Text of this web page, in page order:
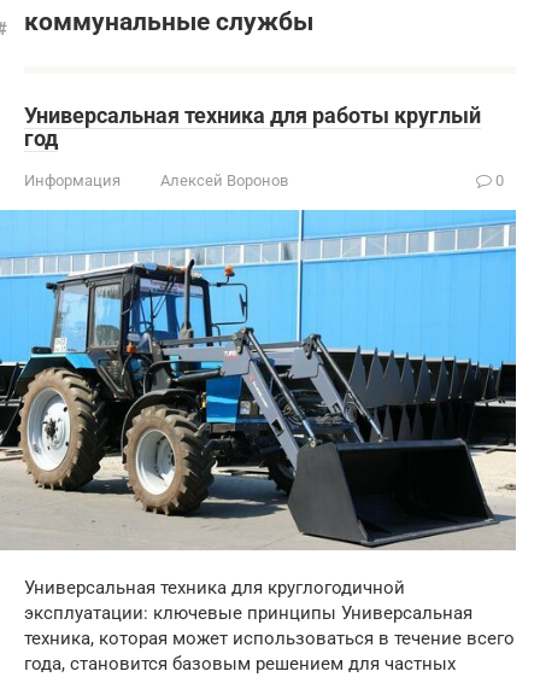
коммунальные службы
Универсальная техника для работы круглый
год
Информация Алексей Воронов 0
Универсальная техника для круглогодичной
эксплуатации: ключевые принципы Универсальная
техника, которая может использоваться в течение всего
года, становится базовым решением для частных